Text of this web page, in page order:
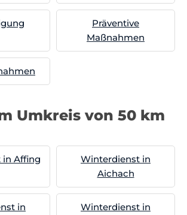
Präventive
Maßnahmen
Umkreis von 50 km
Affing
Winterdienst in
Aichach
in
Winterdienst in